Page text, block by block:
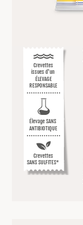
Élevage SANS
ANTIBIOTIQUE
Crevettes
issues d'un
ÉLEVAGE
RESPONSABLE
Crevettes
SANS SULFITES*